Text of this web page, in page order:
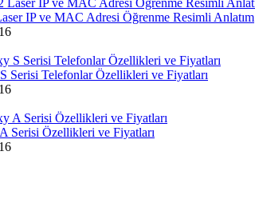
IP ve MAC Adresi Öğrenme Resimli Anlatım
Serisi Telefonlar Özellikleri ve Fiyatları
Serisi Özellikleri ve Fiyatları